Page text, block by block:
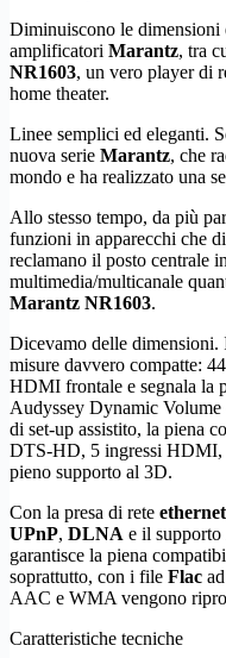
Diminuiscono le dimensioni
amplificatori Marantz, tra
NR1603, un vero player di
home theater.
Linee semplici ed eleganti.
nuova serie Marantz, che
mondo e ha realizzato una
Allo stesso tempo, da più
funzioni in apparecchi che
reclamano il posto centrale
multimedia/multicanale
Marantz NR1603.
Dicevamo delle dimensioni.
misure davvero compatte:
HDMI frontale e segnala la
Audyssey Dynamic
di set-up assistito, la piena
DTS‑HD, 5 ingressi HDMI,
pieno supporto al 3D.
Con la presa di rete ethernet
UPnP, DLNA e il supporto
garantisce la piena
soprattutto, con i file Flac ad
AAC e WMA vengono
Caratteristiche tecniche